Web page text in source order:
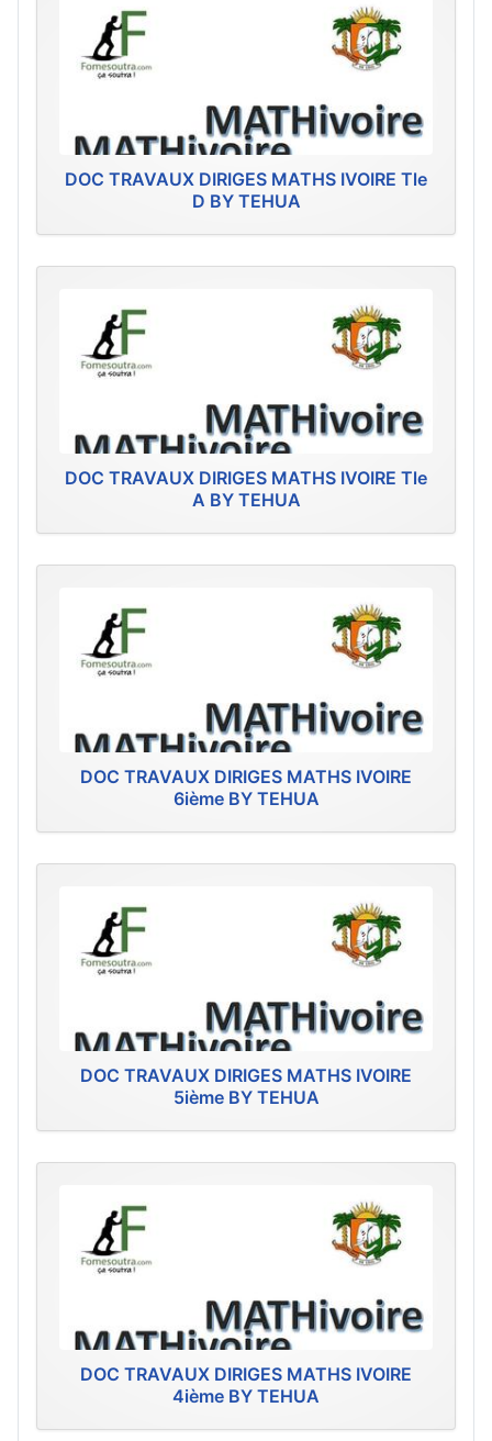
DOC TRAVAUX DIRIGES MATHS IVOIRE Tle
D BY TEHUA
DOC TRAVAUX DIRIGES MATHS IVOIRE Tle
A BY TEHUA
DOC TRAVAUX DIRIGES MATHS IVOIRE
6ième BY TEHUA
DOC TRAVAUX DIRIGES MATHS IVOIRE
5ième BY TEHUA
DOC TRAVAUX DIRIGES MATHS IVOIRE
4ième BY TEHUA